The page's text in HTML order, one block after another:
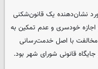
نشان‌دهنده یک قانون‌شکنی
اجازه خودسری و عدم تمکین به
مخالفت با اصل خدمت‌رسانی
جایگاه قانونی شورای شهر بود.